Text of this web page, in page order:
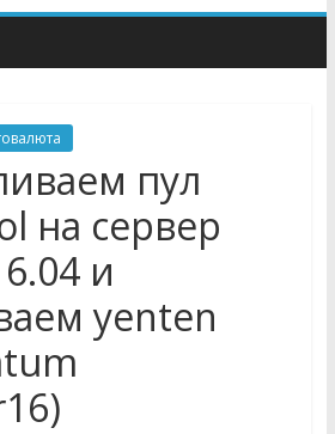
пул
на сервер
и
yenten